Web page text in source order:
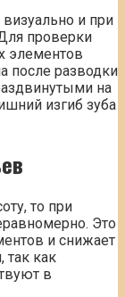
и при
проверки
элементов
после разводки
на
изгиб зуба
то при
Это
и снижает
так как
в